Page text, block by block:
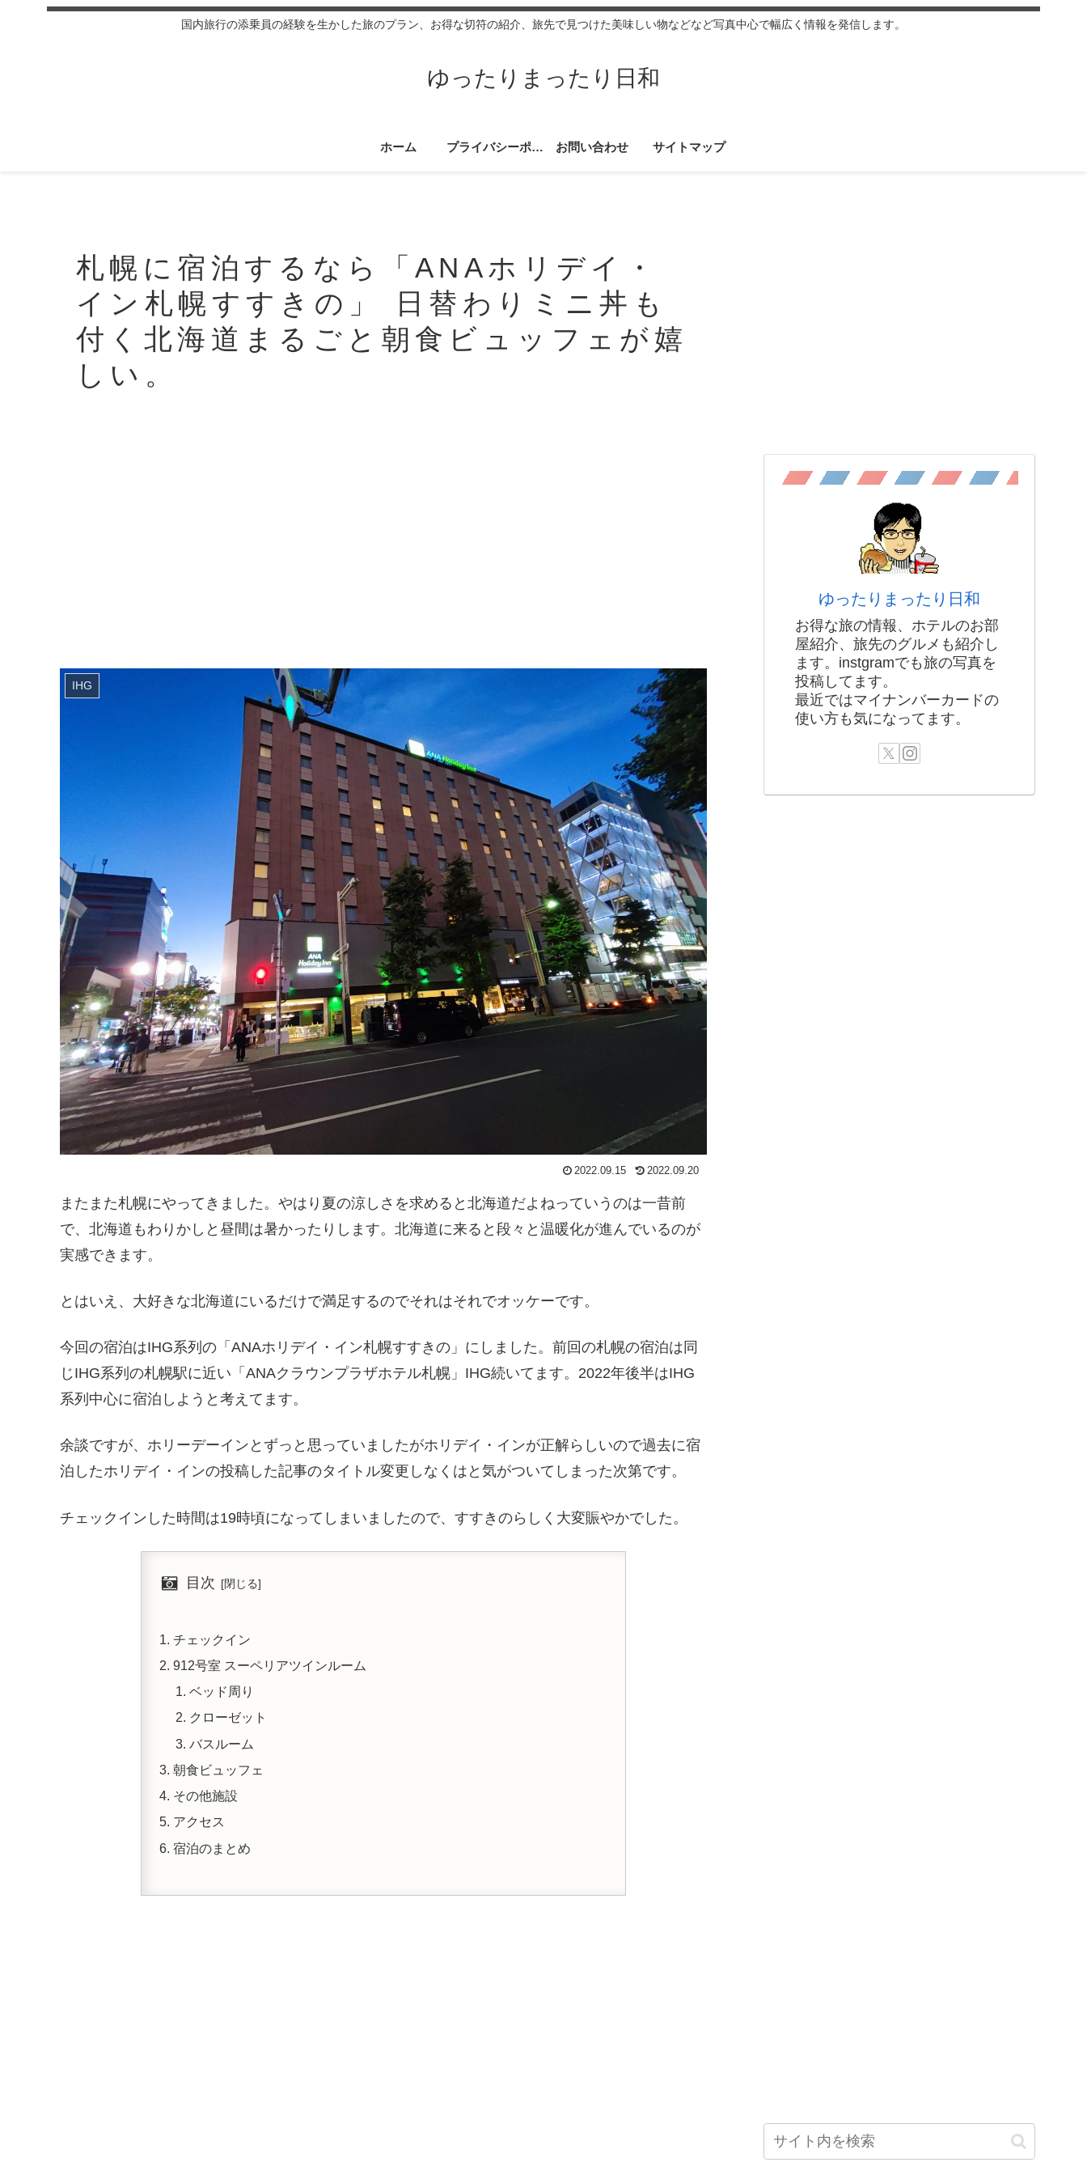
国内旅行の添乗員の経験を生かした旅のプラン、お得な切符の紹介、旅先で見つけた美味しい物などなど写真中心で幅広く情報を発信します。
ゆったりまったり日和
ホーム プライバシーポリシー お問い合わせ サイトマップ
札幌に宿泊するなら「ANAホリデイ・
イン札幌すすきの」 日替わりミニ丼も
付く北海道まるごと朝食ビュッフェが嬉
しい。
IHG
2022.09.15 2022.09.20
またまた札幌にやってきました。やはり夏の涼しさを求めると北海道だよねっていうのは一昔前
で、北海道もわりかしと昼間は暑かったりします。北海道に来ると段々と温暖化が進んでいるのが
実感できます。
とはいえ、大好きな北海道にいるだけで満足するのでそれはそれでオッケーです。
今回の宿泊はIHG系列の「ANAホリデイ・イン札幌すすきの」にしました。前回の札幌の宿泊は同
じIHG系列の札幌駅に近い「ANAクラウンプラザホテル札幌」IHG続いてます。2022年後半はIHG
系列中心に宿泊しようと考えてます。
余談ですが、ホリーデーインとずっと思っていましたがホリデイ・インが正解らしいので過去に宿
泊したホリデイ・インの投稿した記事のタイトル変更しなくはと気がついてしまった次第です。
チェックインした時間は19時頃になってしまいましたので、すすきのらしく大変賑やかでした。
目次
チェックイン
912号室 スーペリアツインルーム
ベッド周り
クローゼット
バスルーム
朝食ビュッフェ
その他施設
アクセス
宿泊のまとめ
ゆったりまったり日和
お得な旅の情報、ホテルのお部
屋紹介、旅先のグルメも紹介し
ます。instgramでも旅の写真を
投稿してます。
最近ではマイナンバーカードの
使い方も気になってます。